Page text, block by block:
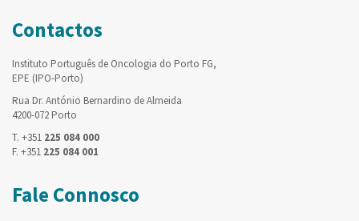
Contactos
Instituto Português de Oncologia do Porto FG,
EPE (IPO-Porto)
Rua Dr. António Bernardino de Almeida
4200-072 Porto
T. +351 225 084 000
F. +351 225 084 001
Fale Connosco